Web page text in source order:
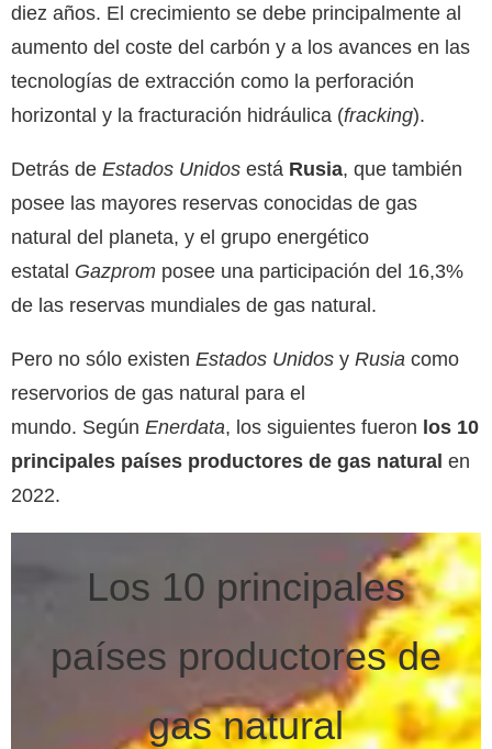
diez años. El crecimiento se debe principalmente al
aumento del coste del carbón y a los avances en las
tecnologías de extracción como la perforación
horizontal y la fracturación hidráulica (fracking).
Detrás de Estados Unidos está Rusia, que también
posee las mayores reservas conocidas de gas
natural del planeta, y el grupo energético
estatal Gazprom posee una participación del 16,3%
de las reservas mundiales de gas natural.
Pero no sólo existen Estados Unidos y Rusia como
reservorios de gas natural para el
mundo. Según Enerdata, los siguientes fueron los 10
principales países productores de gas natural en
2022.
Los 10 principales
países productores de
gas natural